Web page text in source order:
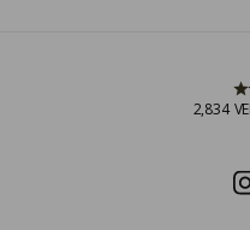
2,834